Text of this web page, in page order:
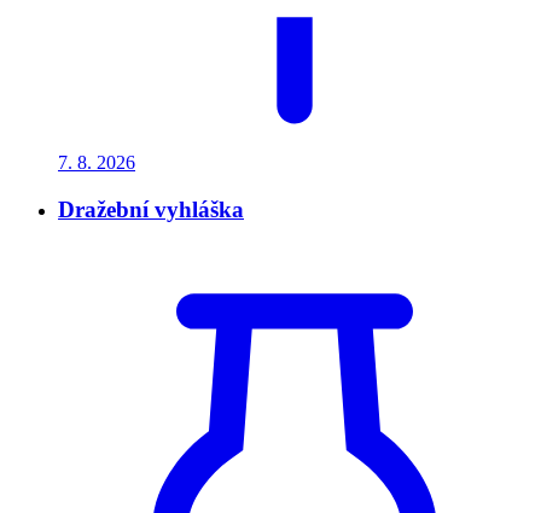
7. 8. 2026
Dražební vyhláška